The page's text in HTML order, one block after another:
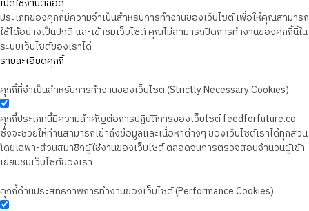
ประเภทของคุกกี้มีความจำเป็นสำหรับการทำงานของเว็บไซต์ เพื่อให้คุณสามารถ
ใช้ได้อย่างเป็นปกติ และเข้าชมเว็บไซต์ คุณไม่สามารถปิดการทำงานของคุกกี้นี้ใน
ระบบเว็บไซต์ของเราได้
รายละเอียดคุกกี้
คุกกี้ที่จำเป็นสำหรับการทำงานของเว็บไซต์ (Strictly Necessary Cookies)
คุกกี้ประเภทนี้มีความสำคัญต่อการปฏิบัติการของเว็บไซต์ feedforfuture.co
ซึ่งจะช่วยให้ท่านสามารถเข้าถึงข้อมูลและเนื้อหาต่างๆ ของเว็บไซต์เราได้ทุกส่วน
โดยเฉพาะส่วนสมาชิกผู้ใช้งานของเว็บไซต์ ตลอดจนการตรวจสอบจำนวนผู้เข้า
เยี่ยมชมเว็บไซต์ของเรา
คุกกี้ด้านประสิทธิภาพการทำงานของเว็บไซต์ (Performance Cookies)